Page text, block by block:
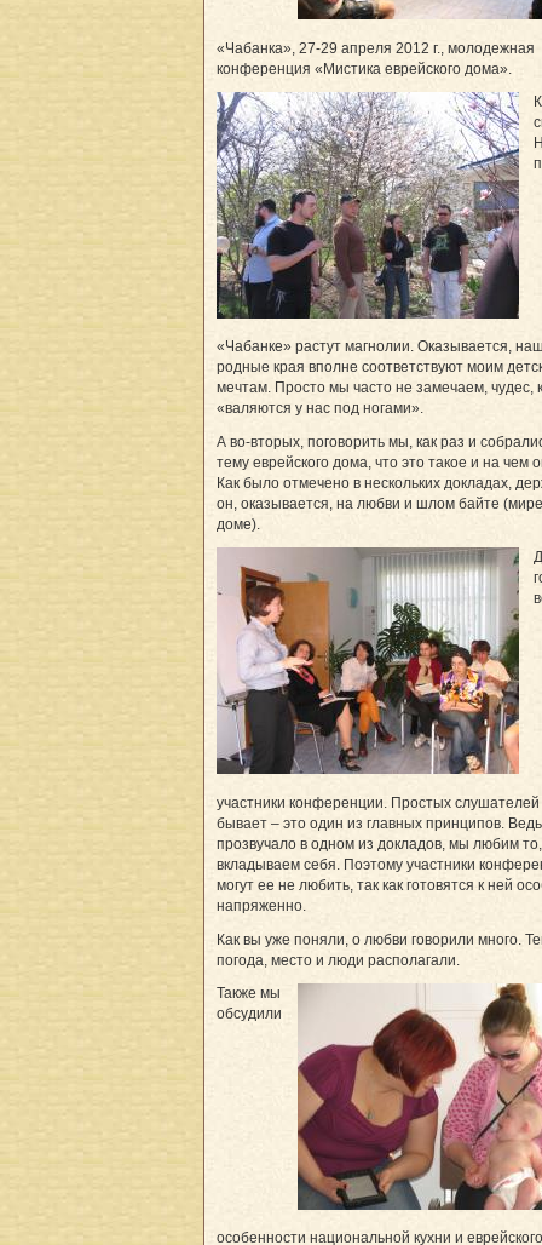
«Чабанка», 27-29 апреля 2012 г., молодежная
конференция «Мистика еврейского дома».
«Чабанке» растут магнолии. Оказывается,
родные края вполне соответствуют моим
мечтам. Просто мы часто не замечаем, чудес,
«валяются у нас под ногами».
А во-вторых, поговорить мы, как раз и
тему еврейского дома, что это такое и на чем
Как было отмечено в нескольких докладах,
он, оказывается, на любви и шлом байте
доме).
участники конференции. Простых слушателей
бывает – это один из главных принципов.
прозвучало в одном из докладов, мы любим
вкладываем себя. Поэтому участники
могут ее не любить, так как готовятся к ней
напряженно.
Как вы уже поняли, о любви говорили много.
погода, место и люди располагали.
Также мы
обсудили
особенности национальной кухни и еврейского